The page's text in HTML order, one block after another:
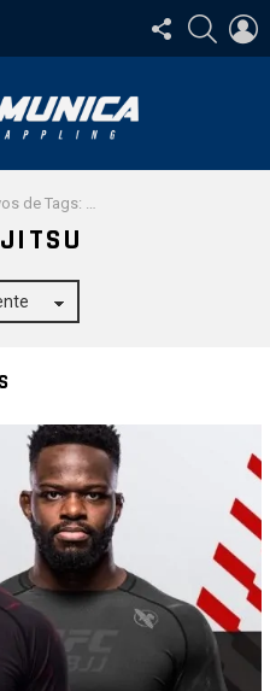
SIGA-
NOS
Tags: jiu-jitsu